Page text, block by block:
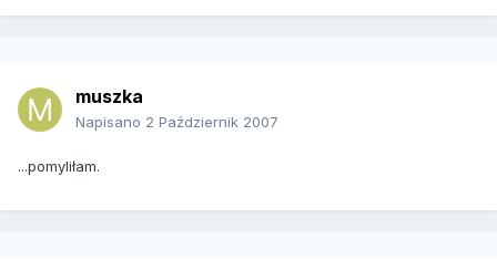
muszka
Napisano 2 Październik 2007
...pomyliłam.